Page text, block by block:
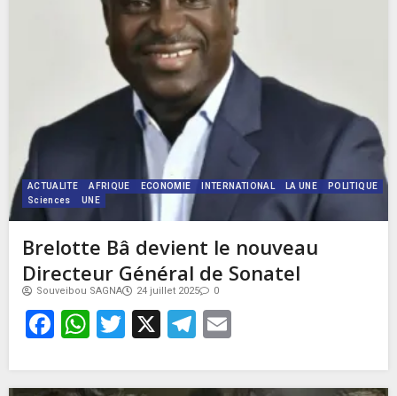
ACTUALITE AFRIQUE ECONOMIE INTERNATIONAL LA UNE
POLITIQUE
Sciences
UNE
Brelotte Bâ devient le nouveau
Directeur Général de Sonatel
Souveibou SAGNA 24 juillet 2025 0
Facebook
WhatsApp
Twitter
X Telegram